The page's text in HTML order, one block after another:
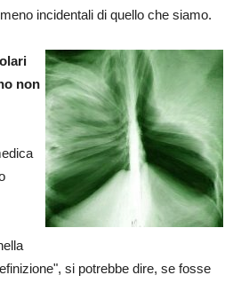
incidentali di quello che siamo.
non
si potrebbe dire, se fosse